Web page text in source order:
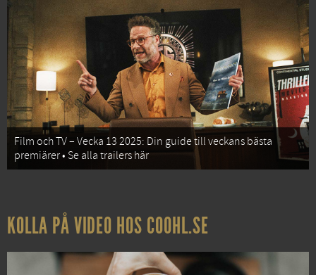
Film och TV – Vecka 13 2025: Din guide till veckans bästa
premiärer • Se alla trailers här
KOLLA PÅ VIDEO HOS COOHL.SE